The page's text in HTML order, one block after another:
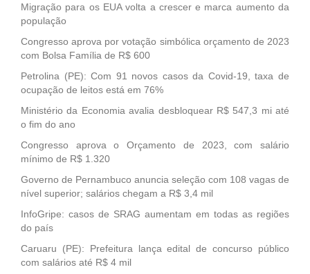
Migração para os EUA volta a crescer e marca aumento da
população
Congresso aprova por votação simbólica orçamento de 2023
com Bolsa Família de R$ 600
Petrolina (PE): Com 91 novos casos da Covid-19, taxa de
ocupação de leitos está em 76%
Ministério da Economia avalia desbloquear R$ 547,3 mi até
o fim do ano
Congresso aprova o Orçamento de 2023, com salário
mínimo de R$ 1.320
Governo de Pernambuco anuncia seleção com 108 vagas de
nível superior; salários chegam a R$ 3,4 mil
InfoGripe: casos de SRAG aumentam em todas as regiões
do país
Caruaru (PE): Prefeitura lança edital de concurso público
com salários até R$ 4 mil